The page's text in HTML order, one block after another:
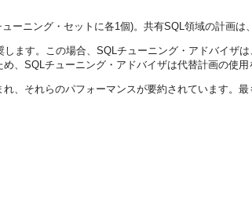
ニング・セットに各1個)。共有SQL領域の計画は
ます。この場合、SQLチューニング・アドバイザ
、SQLチューニング・アドバイザは代替計画の使用
、それらのパフォーマンスが要約されています。